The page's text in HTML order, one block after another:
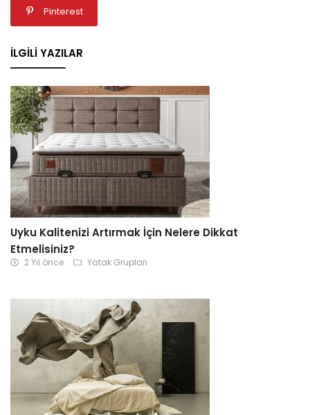
Pinterest
İLGILI YAZILAR
Uyku Kalitenizi Artırmak İçin Nelere Dikkat
Etmelisiniz?
2 Yıl önce Yatak Grupları